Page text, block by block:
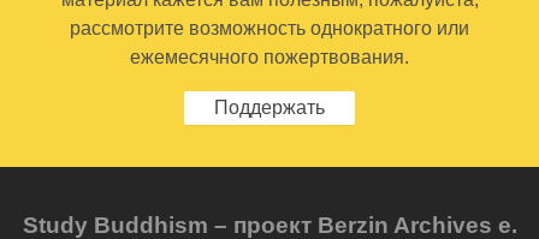
рассмотрите возможность однократного или
ежемесячного пожертвования.
Поддержать
Study Buddhism – проект Berzin Archives e.